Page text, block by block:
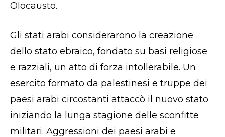
Olocausto.
Gli stati arabi considerarono la creazione
dello stato ebraico, fondato su basi religiose
e razziali, un atto di forza intollerabile. Un
esercito formato da palestinesi e truppe dei
paesi arabi circostanti attaccò il nuovo stato
iniziando la lunga stagione delle sconfitte
militari. Aggressioni dei paesi arabi e